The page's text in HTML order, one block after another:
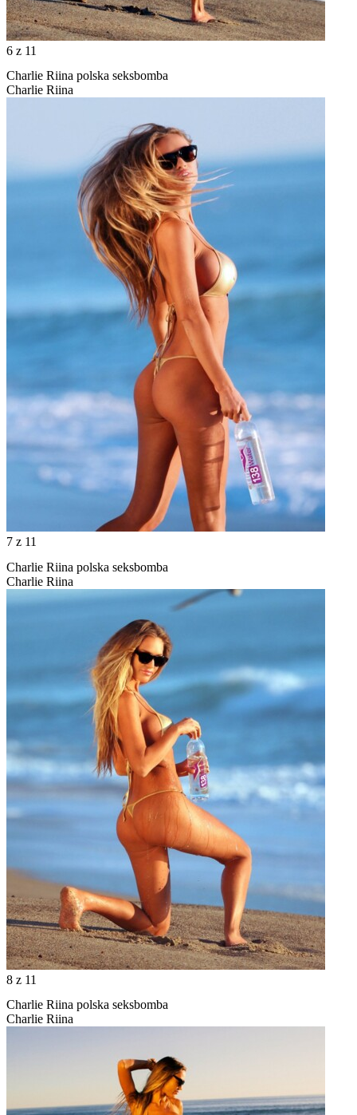
6 z 11
Charlie Riina polska seksbomba
Charlie Riina
7 z 11
Charlie Riina polska seksbomba
Charlie Riina
8 z 11
Charlie Riina polska seksbomba
Charlie Riina